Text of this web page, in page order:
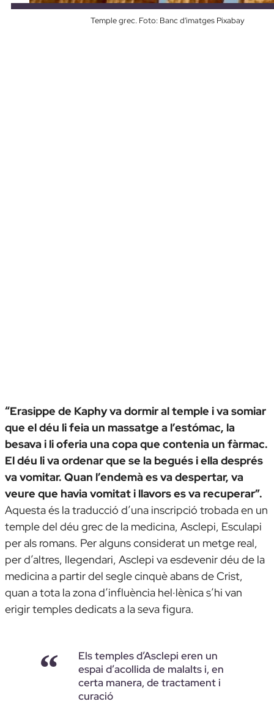
Temple grec. Foto: Banc d'imatges Pixabay
“Erasippe de Kaphy va dormir al temple i va somiar
que el déu li feia un massatge a l’estómac, la
besava i li oferia una copa que contenia un fàrmac.
El déu li va ordenar que se la begués i ella després
va vomitar. Quan l’endemà es va despertar, va
veure que havia vomitat i llavors es va recuperar”.
Aquesta és la traducció d’una inscripció trobada en un
temple del déu grec de la medicina, Asclepi, Esculapi
per als romans. Per alguns considerat un metge real,
per d’altres, llegendari, Asclepi va esdevenir déu de la
medicina a partir del segle cinquè abans de Crist,
quan a tota la zona d’influència hel·lènica s’hi van
erigir temples dedicats a la seva figura.
Els temples d’Asclepi eren un
espai d’acollida de malalts i, en
certa manera, de tractament i
curació